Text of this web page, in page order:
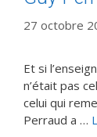
27 octobre
Et si
n’était pas
celui qui
Perraud a …